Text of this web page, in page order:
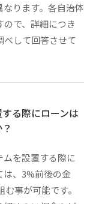
ります。各自治体
で、詳細につき
べして回答させて
る際にローンは
を設置する際に
は、3%前後の金
事が可能です。